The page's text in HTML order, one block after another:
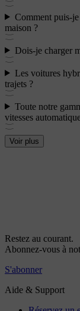
Comment puis-
maison ?
Dois-je charger
Les voitures
trajets ?
Toute notre
vitesses
Voir plus